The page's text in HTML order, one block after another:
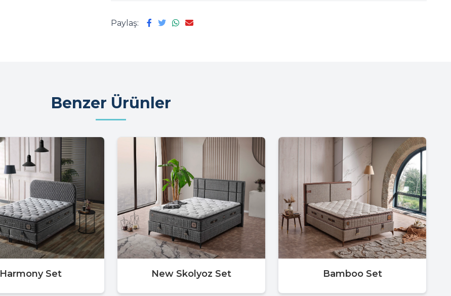
Paylaş:
Benzer Ürünler
Harmony Set New Skolyoz Set Bamboo Set